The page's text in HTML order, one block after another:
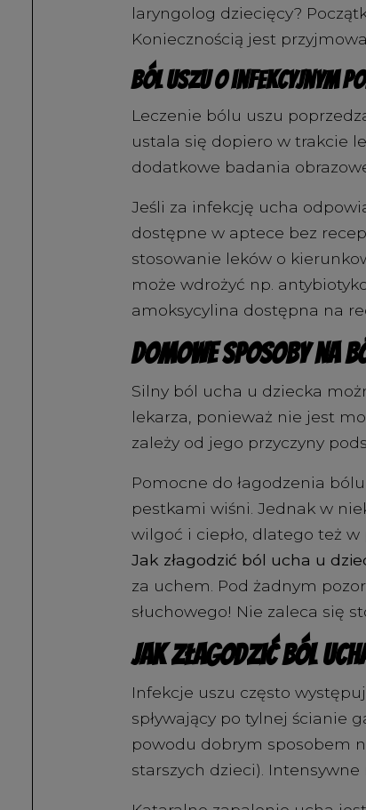
laryngolog dziecięcy?
Koniecznością jest
Ból uszu o infekcyjnym
Leczenie bólu uszu
ustala się dopiero w trakcie
dodatkowe badania
Jeśli za infekcję ucha
dostępne w aptece bez
stosowanie leków o
może wdrożyć np.
amoksycylina dostępna na
Domowe sposoby na
Silny ból ucha u dziecka
lekarza, ponieważ nie jest
zależy od jego przyczyny
Pomocne do łagodzenia
pestkami wiśni. Jednak w
wilgoć i ciepło, dlatego też
Jak złagodzić ból ucha u
za uchem. Pod żadnym
słuchowego! Nie zaleca się
Jak złagodzić ból
Infekcje uszu często
spływający po tylnej ścianie
powodu dobrym sposobem
starszych dzieci).